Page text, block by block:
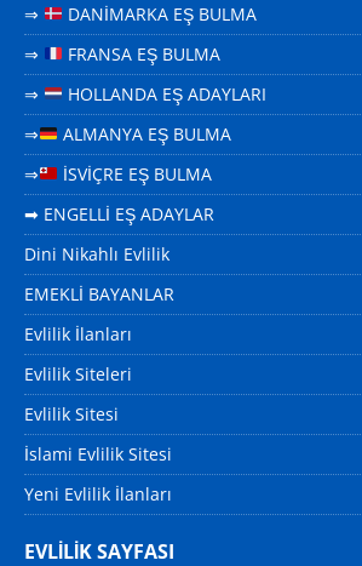
⇒
DANİMARKA EŞ BULMA
⇒
FRANSA EŞ BULMA
⇒
HOLLANDA EŞ ADAYLARI
⇒
ALMANYA EŞ BULMA
⇒
İSVİÇRE EŞ BULMA
➡ ENGELLİ EŞ ADAYLAR
Dini Nikahlı Evlilik
EMEKLİ BAYANLAR
Evlilik İlanları
Evlilik Siteleri
Evlilik Sitesi
İslami Evlilik Sitesi
Yeni Evlilik İlanları
EVLİLİK SAYFASI